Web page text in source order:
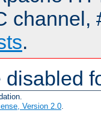
channel,
.
Version 2.0.